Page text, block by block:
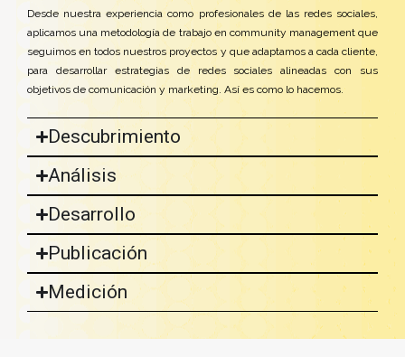
Desde nuestra experiencia como profesionales de las redes sociales,
aplicamos una metodología de trabajo en community management que
seguimos en todos nuestros proyectos y que adaptamos a cada cliente,
para desarrollar estrategias de redes sociales alineadas con sus
objetivos de comunicación y marketing. Así es como lo hacemos.
Descubrimiento
Análisis
Desarrollo
Publicación
Medición